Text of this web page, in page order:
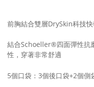
前胸結合雙層DrySkin科技
結合Schoeller®四面彈性抗
性，穿著非常舒適
5個口袋：3個後口袋+2個側